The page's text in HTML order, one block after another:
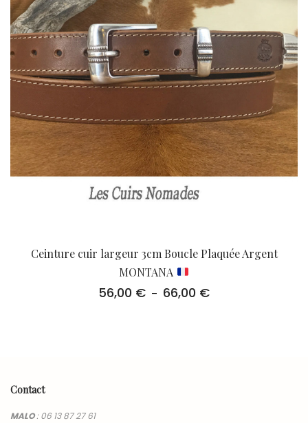
Ceinture cuir largeur 3cm Boucle Plaquée Argent
MONTANA
56,00 € – 66,00 €Plage
Contact
MALO:06 13 87 27 61